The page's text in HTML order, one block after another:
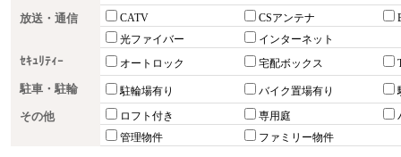
放送・通信 CATV CSアンテナ
光ファイバー
インターネット
ｾｷｭﾘﾃｨｰ オートロック 宅配ボックス
駐車・駐輪 駐輪場有り バイク置場有り
その他 ロフト付き 専用庭
管理物件
ファミリー物件